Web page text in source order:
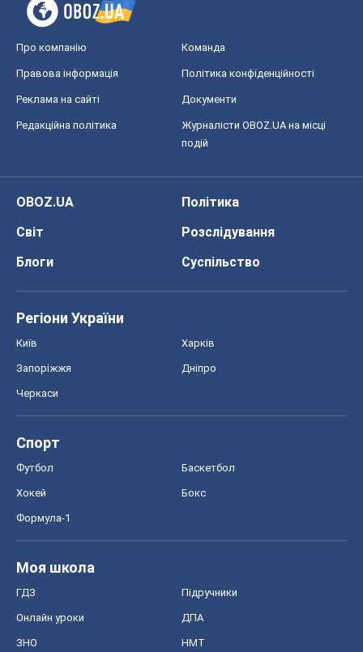
Про компанію Команда
Правова інформація Політика конфіденційності
Реклама на сайті Документи
Редакційна політика
Журналісти OBOZ.UA на місці
подій
OBOZ.UA
Політика
Світ
Розслідування
Блоги
Суспільство
Регіони України
Київ Харків
Запоріжжя Дніпро
Черкаси
Спорт
Футбол Баскетбол
Хокей Бокс
Формула-1
Моя школа
ГДЗ Підручники
Онлайн уроки ДПА
ЗНО НМТ